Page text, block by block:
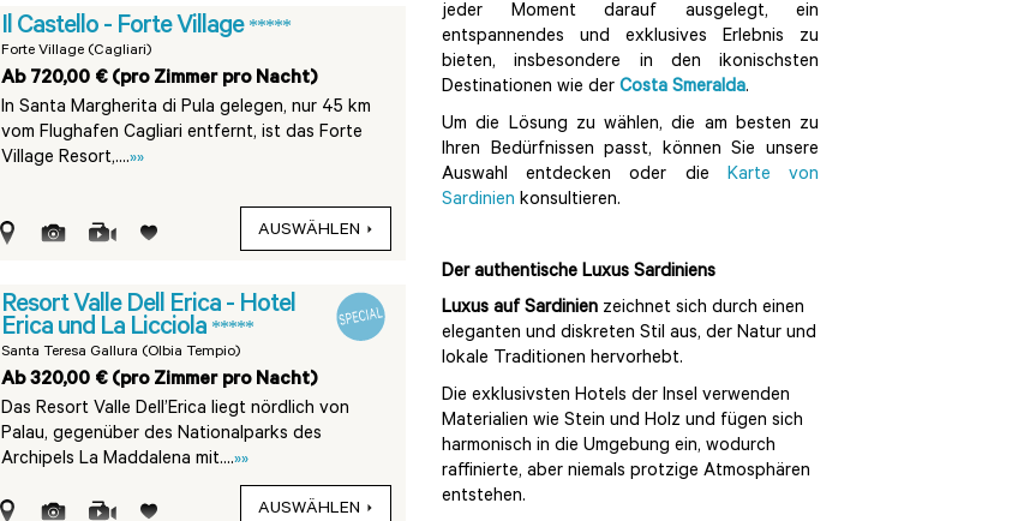
Il Castello - Forte Village *****
Forte Village (Cagliari)
Ab 720,00 € (pro Zimmer pro Nacht)
In Santa Margherita di Pula gelegen, nur 45 km
vom Flughafen Cagliari entfernt, ist das Forte
Village Resort,....»»
AUSWÄHLEN
Resort Valle Dell Erica - Hotel
Erica und La Licciola *****
Santa Teresa Gallura (Olbia Tempio)
Ab 320,00 € (pro Zimmer pro Nacht)
Das Resort Valle Dell’Erica liegt nördlich von
Palau, gegenüber des Nationalparks des
Archipels La Maddalena mit....»»
AUSWÄHLEN
jeder Moment darauf ausgelegt, ein
entspannendes und exklusives Erlebnis zu
bieten, insbesondere in den ikonischsten
Destinationen wie der Costa Smeralda.
Um die Lösung zu wählen, die am besten zu
Ihren Bedürfnissen passt, können Sie unsere
Auswahl entdecken oder die Karte von
Sardinien konsultieren.
Der authentische Luxus Sardiniens
Luxus auf Sardinien zeichnet sich durch einen
eleganten und diskreten Stil aus, der Natur und
lokale Traditionen hervorhebt.
Die exklusivsten Hotels der Insel verwenden
Materialien wie Stein und Holz und fügen sich
harmonisch in die Umgebung ein, wodurch
raffinierte, aber niemals protzige Atmosphären
entstehen.